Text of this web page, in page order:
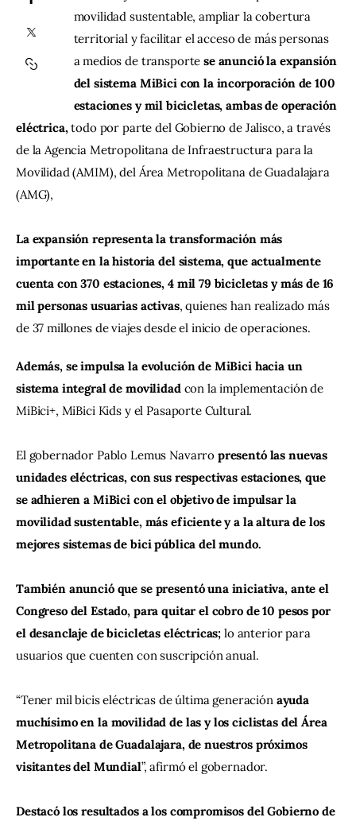
Contacto
movilidad sustentable, ampliar la cobertura
territorial y facilitar el acceso de más personas
a medios de transporte se anunció la expansión
del sistema MiBici con la incorporación de 100
estaciones y mil bicicletas, ambas de operación
eléctrica, todo por parte del Gobierno de Jalisco, a través
de la Agencia Metropolitana de Infraestructura para la
Movilidad (AMIM), del Área Metropolitana de Guadalajara
(AMG),
La expansión representa la transformación más
importante en la historia del sistema, que actualmente
cuenta con 370 estaciones, 4 mil 79 bicicletas y más de 16
mil personas usuarias activas, quienes han realizado más
de 37 millones de viajes desde el inicio de operaciones.
Además, se impulsa la evolución de MiBici hacia un
sistema integral de movilidad con la implementación de
MiBici+, MiBici Kids y el Pasaporte Cultural.
El gobernador Pablo Lemus Navarro presentó las nuevas
unidades eléctricas, con sus respectivas estaciones, que
se adhieren a MiBici con el objetivo de impulsar la
movilidad sustentable, más eficiente y a la altura de los
mejores sistemas de bici pública del mundo.
También anunció que se presentó una iniciativa, ante el
Congreso del Estado, para quitar el cobro de 10 pesos por
el desanclaje de bicicletas eléctricas; lo anterior para
usuarios que cuenten con suscripción anual.
“Tener mil bicis eléctricas de última generación ayuda
muchísimo en la movilidad de las y los ciclistas del Área
Metropolitana de Guadalajara, de nuestros próximos
visitantes del Mundial”, afirmó el gobernador.
Destacó los resultados a los compromisos del Gobierno de